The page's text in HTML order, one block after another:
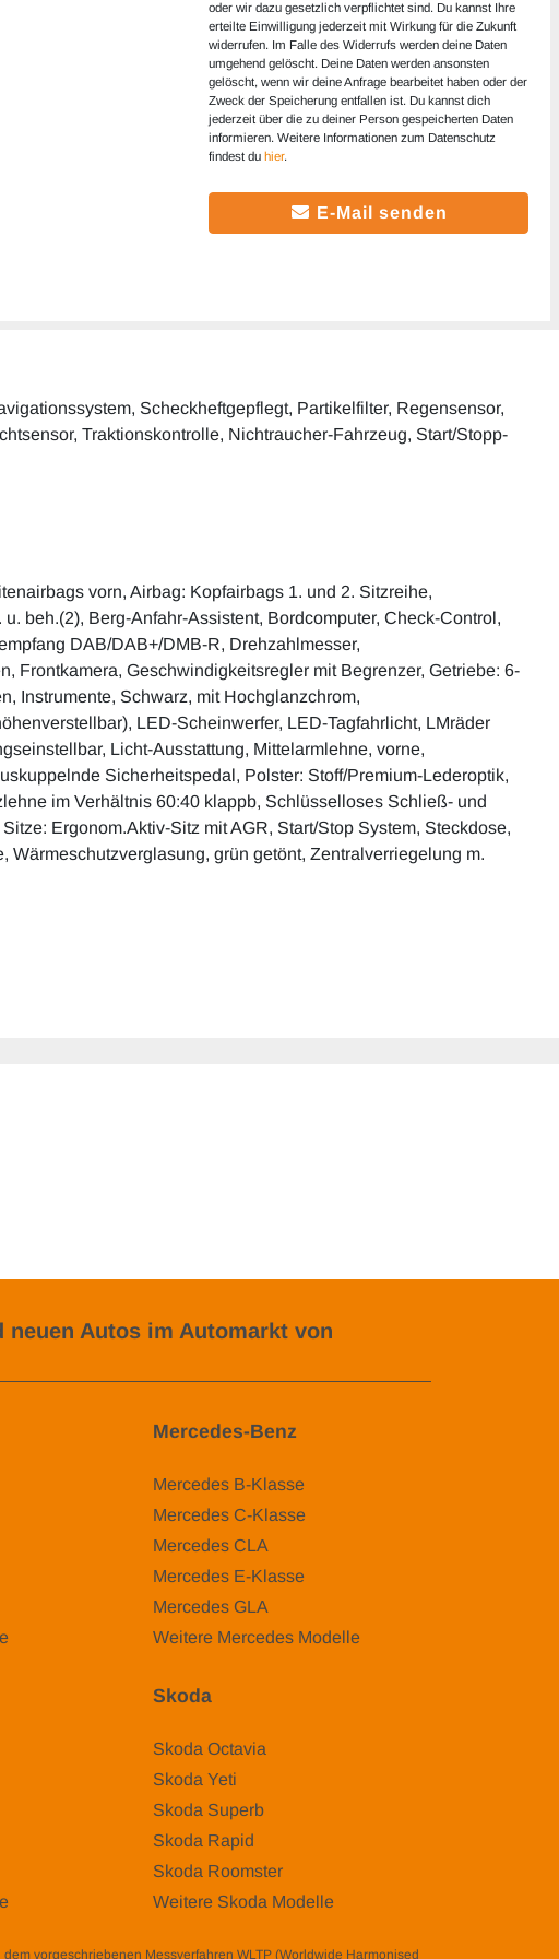
oder wir dazu gesetzlich verpflichtet sind. Du kannst Ihre
erteilte Einwilligung jederzeit mit Wirkung für die Zukunft
widerrufen. Im Falle des Widerrufs werden deine Daten
umgehend gelöscht. Deine Daten werden ansonsten
gelöscht, wenn wir deine Anfrage bearbeitet haben oder der
Zweck der Speicherung entfallen ist. Du kannst dich
jederzeit über die zu deiner Person gespeicherten Daten
informieren. Weitere Informationen zum Datenschutz
findest du hier.
E-Mail senden
Scheckheftgepflegt, Partikelfilter, Regensensor,
Traktionskontrolle, Nichtraucher-Fahrzeug, Start/Stopp-
vorn, Airbag: Kopfairbags 1. und 2. Sitzreihe,
beh.(2), Berg-Anfahr-Assistent, Bordcomputer, Check-Control,
DAB/DAB+/DMB-R, Drehzahlmesser,
Frontkamera, Geschwindigkeitsregler mit Begrenzer, Getriebe: 6-
Instrumente, Schwarz, mit Hochglanzchrom,
LED-Scheinwerfer, LED-Tagfahrlicht, LMräder
Licht-Ausstattung, Mittelarmlehne, vorne,
Sicherheitspedal, Polster: Stoff/Premium-Lederoptik,
im Verhältnis 60:40 klappb, Schlüsselloses Schließ- und
Ergonom.Aktiv-Sitz mit AGR, Start/Stop System, Steckdose,
grün getönt, Zentralverriegelung m.
neuen Autos im Automarkt von
Mercedes-Benz
Mercedes B-Klasse
Mercedes C-Klasse
Mercedes CLA
Mercedes E-Klasse
Mercedes GLA
Weitere Mercedes Modelle
Skoda
Skoda Octavia
Skoda Yeti
Skoda Superb
Skoda Rapid
Skoda Roomster
Weitere Skoda Modelle
vorgeschriebenen Messverfahren WLTP (Worldwide Harmonised